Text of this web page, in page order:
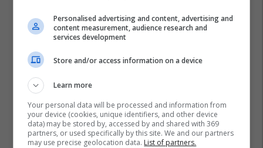
Personalised advertising and content, advertising and
content measurement, audience research and
services development
Store and/or access information on a device
Learn more
Your personal data will be processed and information from
your device (cookies, unique identifiers, and other device
data) may be stored by, accessed by and shared with 369
partners, or used specifically by this site. We and our partners
may use precise geolocation data. List of partners.